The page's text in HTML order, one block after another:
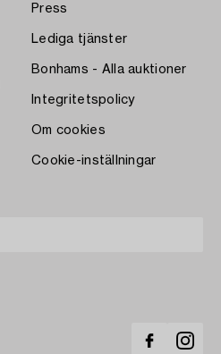
Press
Lediga tjänster
Bonhams - Alla auktioner
Integritetspolicy
Om cookies
Cookie-inställningar